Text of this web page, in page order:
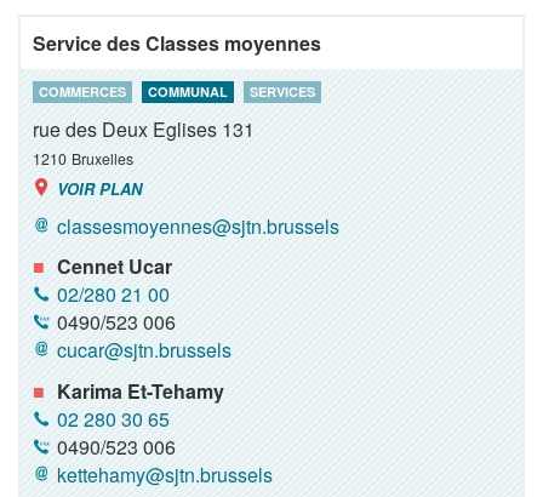
Service des Classes moyennes
COMMERCES COMMUNAL SERVICES
rue des Deux Eglises 131
1210 Bruxelles
VOIR PLAN
classesmoyennes@sjtn.brussels
Cennet Ucar
02/280 21 00
0490/523 006
cucar@sjtn.brussels
Karima Et-Tehamy
02 280 30 65
0490/523 006
kettehamy@sjtn.brussels